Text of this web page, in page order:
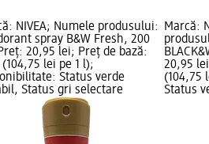
NIVEA; Numele produsului:
spray B&W Fresh, 200
20,95 lei; Preț de bază:
lei pe 1 l);
Status verde
Status gri selectare
Marcă:
20,95
(104,75
Status